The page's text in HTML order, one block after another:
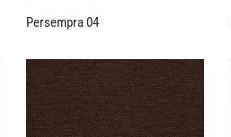
Persempra 04